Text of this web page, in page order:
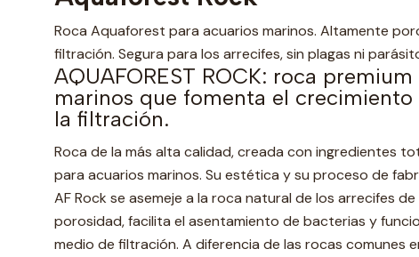
Roca Aquaforest para acuarios marinos. Altamente
filtración. Segura para los arrecifes, sin plagas ni
AQUAFOREST ROCK: roca
marinos que fomenta el crecimiento
la filtración.
Roca de la más alta calidad, creada con ingredientes
para acuarios marinos. Su estética y su proceso de
AF Rock se asemeje a la roca natural de los arrecifes
porosidad, facilita el asentamiento de bacterias y
medio de filtración. A diferencia de las rocas comunes